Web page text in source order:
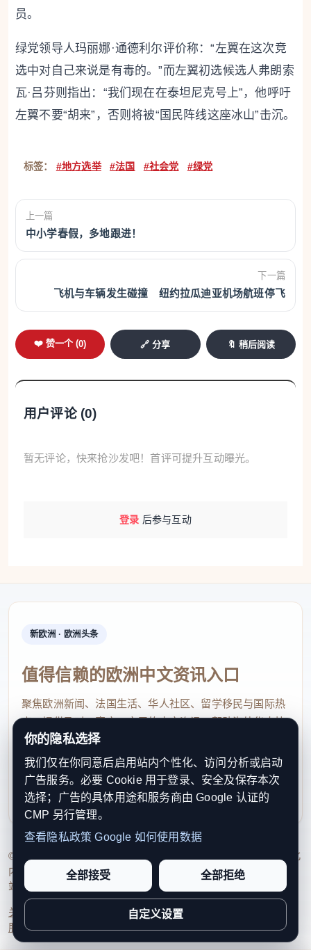
员。
绿党领导人玛丽娜·通德利尔评价称：“左翼在这次竞
选中对自己来说是有毒的。”而左翼初选候选人弗朗索
瓦·吕芬则指出：“我们现在在泰坦尼克号上”，他呼吁
左翼不要“胡来”，否则将被“国民阵线这座冰山”击沉。
标签： #地方选举 #法国 #社会党 #绿党
上一篇
中小学春假，多地跟进！
下一篇
飞机与车辆发生碰撞 纽约拉瓜迪亚机场航班停飞
❤️ 赞一个 (0) 🔗 分享 🔖 稍后阅读
用户评论 (0)
暂无评论，快来抢沙发吧！首评可提升互动曝光。
登录 后参与互动
新欧洲 · 欧洲头条
值得信赖的欧洲中文资讯入口
聚焦欧洲新闻、法国生活、华人社区、留学移民与国际热
点，提供及时、真实、实用的中文资讯，帮助海外华人快
速了解欧洲动态。
contact@xinouzhou.com
服务支持、版权与合作：工作日优先处理站务、投稿与权
利通知
© 2026 新欧洲·欧洲头条. All Rights Reserved. 本网站持续优化
内容透明度、联系方式与用户权利说明，以提升品牌信任感和
站点完整度。
关于我们 编辑规范日期归档隐私政策
服务条款联系我们
你的隐私选择
我们仅在你同意后启用站内个性化、访问分析或启动
广告服务。必要 Cookie 用于登录、安全及保存本次
选择；广告的具体用途和服务商由 Google 认证的
CMP 另行管理。
查看隐私政策 Google 如何使用数据
全部接受 全部拒绝
自定义设置